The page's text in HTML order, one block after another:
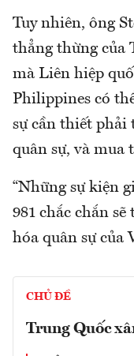
Tuy nhiên, ông
thẳng thừng của
mà Liên hiệp
Philippines có
sự cần thiết phải
quân sự, và mua
“Những sự kiện
981 chắc chắn
hóa quân sự của
CHỦ ĐỀ
Trung Quốc